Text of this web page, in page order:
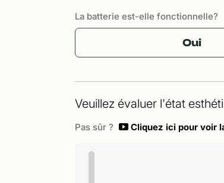
La batterie est-elle fonctionnelle?
Oui
Veuillez évaluer l'état
Pas sûr ? Cliquez ici pour voir